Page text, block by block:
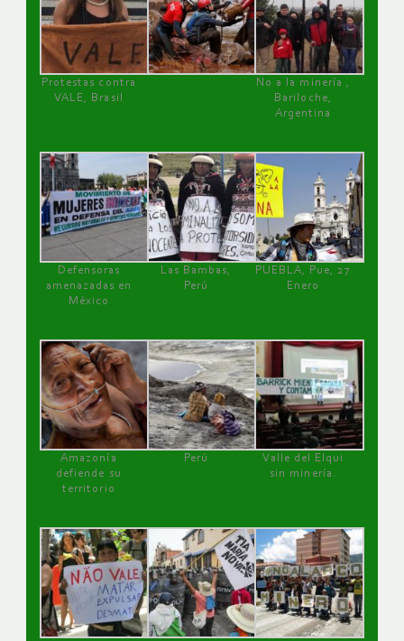
Protestas contra
VALE, Brasil
No a la minería ,
Bariloche,
Argentina
Defensoras
amenazadas en
México
Las Bambas,
Perú
PUEBLA, Pue, 27
Enero
Amazonía
defiende su
territorio
Perú
Valle del Elqui
sin minería.